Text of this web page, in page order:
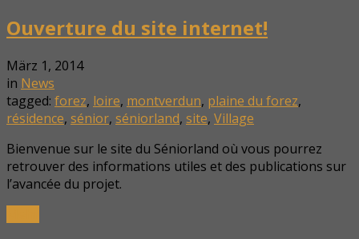
Ouverture du site internet!
März 1, 2014
in News
tagged: forez, loire, montverdun, plaine du forez,
résidence, sénior, séniorland, site, Village
Bienvenue sur le site du Séniorland où vous pourrez
retrouver des informations utiles et des publications sur
l’avancée du projet.